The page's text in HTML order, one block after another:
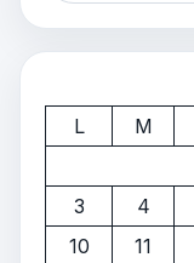
L
M
3
4
10
11